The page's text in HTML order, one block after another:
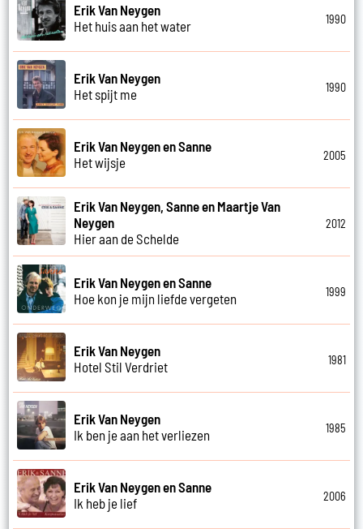
Erik Van Neygen
Het huis aan het water
1990
Erik Van Neygen
Het spijt me
1990
Erik Van Neygen en Sanne
Het wijsje
2005
Erik Van Neygen, Sanne en Maartje Van
Neygen
Hier aan de Schelde
2012
Erik Van Neygen en Sanne
Hoe kon je mijn liefde vergeten
1999
Erik Van Neygen
Hotel Stil Verdriet
1981
Erik Van Neygen
Ik ben je aan het verliezen
1985
Erik Van Neygen en Sanne
Ik heb je lief
2006